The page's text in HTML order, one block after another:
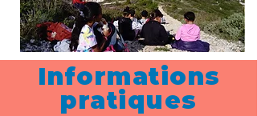
Informations
pratiques